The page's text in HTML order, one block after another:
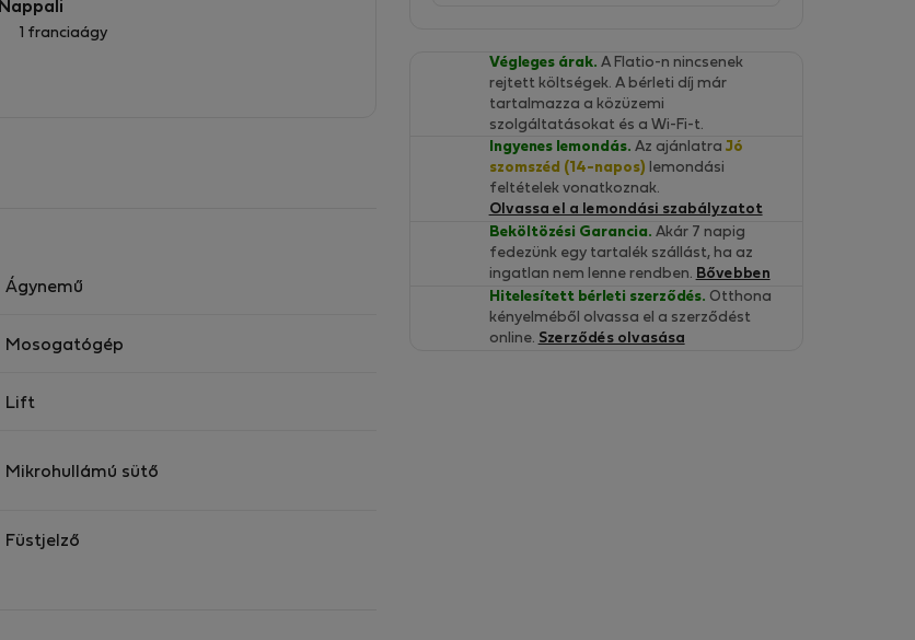
Nappali
1 franciaágy
Ágynemű
Mosogatógép
Lift
Mikrohullámú sütő
Füstjelző
Végleges árak. A Flatio-n nincsenek
rejtett költségek. A bérleti díj már
tartalmazza a közüzemi
szolgáltatásokat és a Wi-Fi-t.
Ingyenes lemondás. Az ajánlatra Jó
szomszéd (14-napos) lemondási
feltételek vonatkoznak.
Olvassa el a lemondási szabályzatot
Beköltözési Garancia. Akár 7 napig
fedezünk egy tartalék szállást, ha az
ingatlan nem lenne rendben. Bővebben
Hitelesített bérleti szerződés. Otthona
kényelméből olvassa el a szerződést
online. Szerződés olvasása